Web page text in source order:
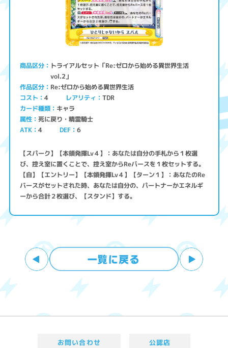
商品区分 トライアルセット「Re:ゼロから始める異世界生活
vol.2」
作品区分 Re:ゼロから始める異世界生活
コスト 4 レアリティ TDR
カード種類 キャラ
属性 死に戻り・精霊騎士
ATK 4 DEF 6
【スパーク】【本領発揮Lv４】：あなたは自分の手札から１枚選
び、控え室に置くことで、控え室からReバースを１枚セットする。
【自】【エントリー】【本領発揮Lv４】【ターン１】：あなたのRe
バースがセットされた時、あなたは自分の、パートナーかエネルギ
ーから合計２枚選び、【スタンド】する。
お問い合わせ 公認店